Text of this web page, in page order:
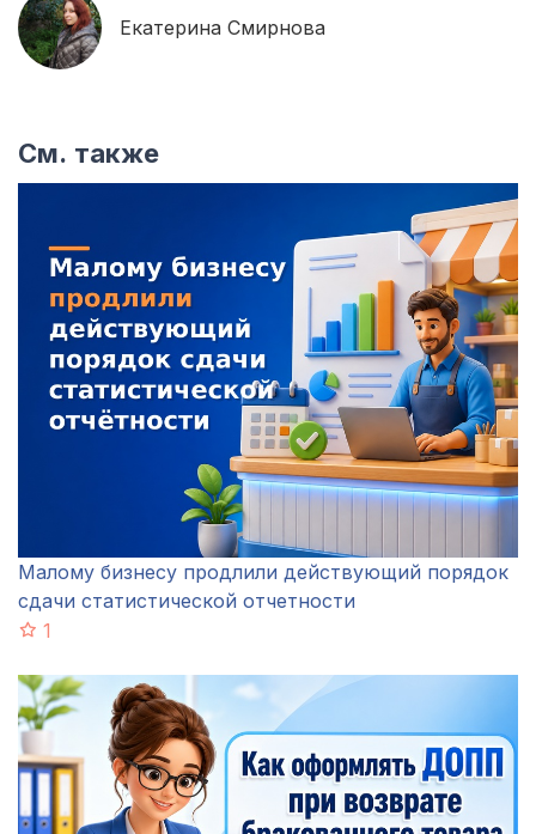
Екатерина Смирнова
См. также
Малому бизнесу продлили действующий порядок
сдачи статистической отчетности
1